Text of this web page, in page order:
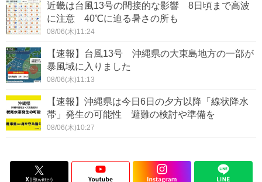
近畿は台風13号の間接的な影響 8日頃まで高波
に注意 40℃に迫る暑さの所も
08/06(木)11:24
【速報】台風13号 沖縄県の大東島地方の一部が
暴風域に入りました
08/06(木)11:13
【速報】沖縄県は今日6日の夕方以降「線状降水
帯」発生の可能性 避難の検討や準備を
08/06(木)10:27